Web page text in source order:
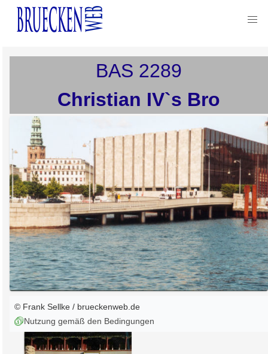
BAS 2289
Christian IV`s Bro
© Frank Sellke / brueckenweb.de
Nutzung gemäß den Bedingungen